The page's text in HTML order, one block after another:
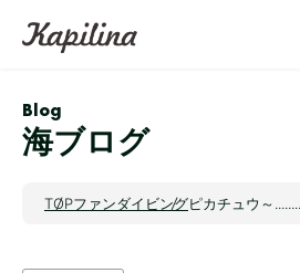
Blog
海ブログ
TOPファンダイビングピカチュウ～